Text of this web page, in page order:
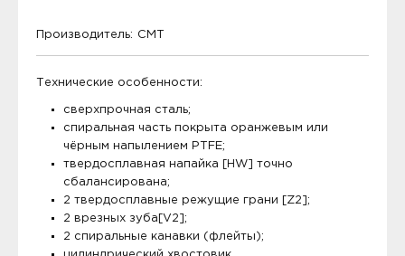
Производитель: CMT
Технические особенности:
сверхпрочная сталь;
спиральная часть покрыта оранжевым или
чёрным напылением PTFE;
твердосплавная напайка [HW] точно
сбалансирована;
2 твердосплавные режущие грани [Z2];
2 врезных зуба[V2];
2 спиральные канавки (флейты);